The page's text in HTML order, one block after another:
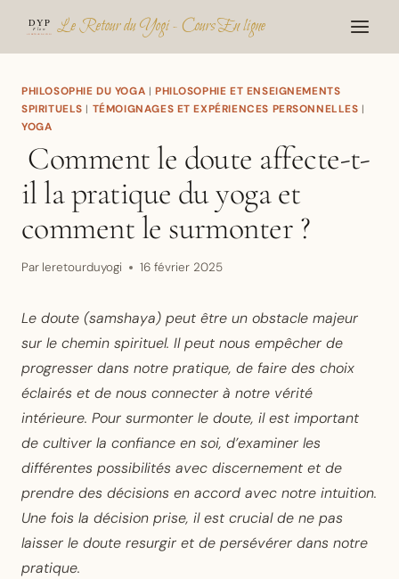
Le Retour du Yogi - Cours En ligne
PHILOSOPHIE DU YOGA | PHILOSOPHIE ET ENSEIGNEMENTS
SPIRITUELS | TÉMOIGNAGES ET EXPÉRIENCES PERSONNELLES |
YOGA
Comment le doute affecte-t-
il la pratique du yoga et
comment le surmonter ?
Par leretourduyogi 16 février 2025
Le doute (samshaya) peut être un obstacle majeur
sur le chemin spirituel. Il peut nous empêcher de
progresser dans notre pratique, de faire des choix
éclairés et de nous connecter à notre vérité
intérieure. Pour surmonter le doute, il est important
de cultiver la confiance en soi, d’examiner les
différentes possibilités avec discernement et de
prendre des décisions en accord avec notre intuition.
Une fois la décision prise, il est crucial de ne pas
laisser le doute resurgir et de persévérer dans notre
pratique.